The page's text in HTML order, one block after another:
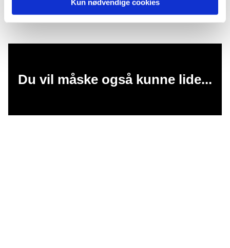
Kun nødvendige cookies
Du vil måske også kunne lide...